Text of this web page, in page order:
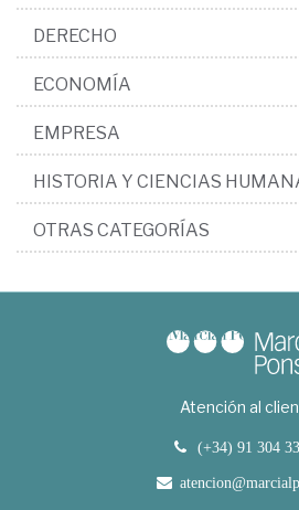
DERECHO
ECONOMÍA
EMPRESA
HISTORIA Y CIENCIAS
OTRAS CATEGORÍAS
Atención al
(+34) 91 304